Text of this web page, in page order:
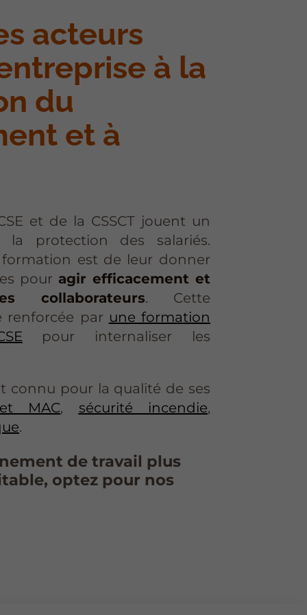
acteurs
à la
du
et à
et de la CSSCT jouent un
la protection des salariés.
formation est de leur donner
pour agir efficacement et
collaborateurs. Cette
renforcée par une formation
pour internaliser les
connu pour la qualité de ses
MAC, sécurité incendie,
.
de travail plus
optez pour nos